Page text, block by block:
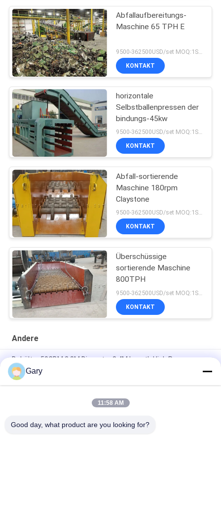
Abfallaufbereitungs-
Maschine 65 TPH E
KONTAKT
horizontale
Selbstballenpressen der
bindungs-45kw
9500-362500USD/set MOQ:1SET
KONTAKT
Abfall-sortierende
Maschine 180rpm
Claystone
9500-362500USD/set MOQ:1SET
KONTAKT
Überschüssige
sortierende Maschine
800TPH
KONTAKT
Andere
Behälter 50CBM 2.8M Diameter 8.4M Length High Pressure
Entwässerungsvibrierender Schirm 20TPH 45% Körnigkeits-
0.35mm
horizontale Art 90% Tonerde-Zwischenlagen-Ball-Mühle
Gary
11:58 AM
Good day, what product are you looking for?